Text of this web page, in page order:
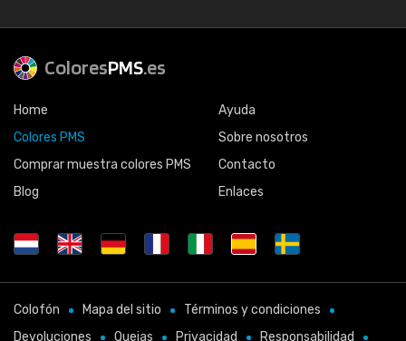
ColoresPMS.es
Home
Colores PMS
Comprar muestra colores PMS
Blog
Ayuda
Sobre nosotros
Contacto
Enlaces
Colofón Mapa del sitio
Términos y condiciones
Devoluciones
Quejas Privacidad Responsabilidad